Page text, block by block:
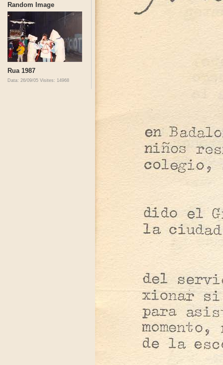
Random Image
Rua 1987
Data: 26/09/05 Visites: 14968